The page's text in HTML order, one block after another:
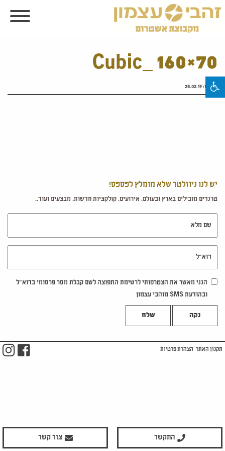
Cubic_ 160×70
פורסם:25.02.19
יש לנו ניוזלטר שלא מומלץ לפספס!
טרנדים מובילים בארץ ובעולם, אירועים, קולקציות חדשות, מבצעים ועוד..
הנני מאשר את הצטרפותי לרשימת התפוצה לשם קבלת מסר פרסומי בדוא"ל
ובהודעת SMS מזהבי עצמון
נקה
התקשר צור קשר
תקנון האתר הצהרת פרטיות